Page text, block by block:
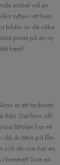
möbel vid en
syften i ett hem.
bilder av de olika
priset på en ny
hem?
är ett tacksamt
från. Det finns allt
fåtöljer har ett
då du tittar på film.
och de som har en
Som en